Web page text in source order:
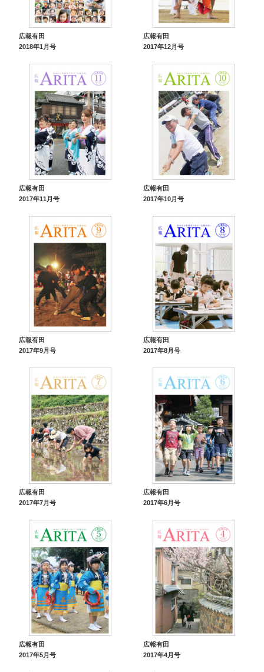
広報有田
2018年1月号
広報有田
2017年12月号
広報有田
2017年11月号
広報有田
2017年10月号
広報有田
2017年9月号
広報有田
2017年8月号
広報有田
2017年7月号
広報有田
2017年6月号
広報有田
2017年5月号
広報有田
2017年4月号